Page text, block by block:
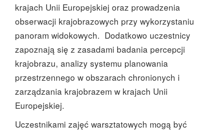
krajach Unii Europejskiej oraz prowadzenia
obserwacji krajobrazowych przy wykorzystaniu
panoram widokowych. Dodatkowo uczestnicy
zapoznają się z zasadami badania percepcji
krajobrazu, analizy systemu planowania
przestrzennego w obszarach chronionych i
zarządzania krajobrazem w krajach Unii
Europejskiej.
Uczestnikami zajęć warsztatowych mogą być